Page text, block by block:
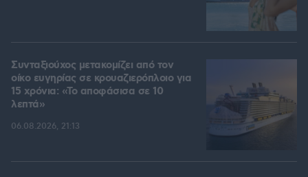
Συνταξιούχος μετακομίζει από τον
οίκο ευγηρίας σε κρουαζιερόπλοιο για
15 χρόνια: «Το αποφάσισα σε 10
λεπτά»
06.08.2026, 21:13